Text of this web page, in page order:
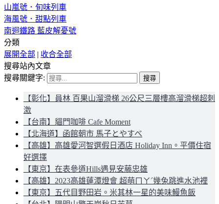
山嵐號．旬味列車
海風號．甜點列車
南迴鐵路 藍皮解憂號
分類
展開全部 | 收合全部
搜尋站內文章
搜尋關鍵字:
【彰化】員林 百果山溜滑梯 26公尺三層樓高溜滑梯超刺
激
【台南】貓門咖啡 Cafe Moment
【北海道】函館朝市 馬子とやすべ
【高雄】高雄愛河智選假日酒店 Holiday Inn。平價住宿
好選擇
【東京】在表參道Hills遇見安藤忠雄
【高雄】2023高雄蓮潭燈會 超萌ㄇㄚˊ幾兔跳進水池裡
【東京】五代目野田岩。米其林一星的美味鰻魚飯